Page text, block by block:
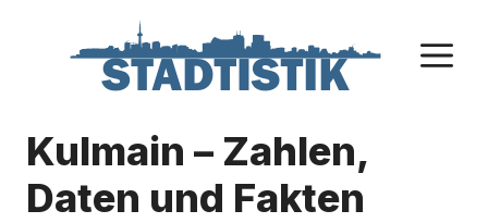
Kulmain – Zahlen,
Daten und Fakten